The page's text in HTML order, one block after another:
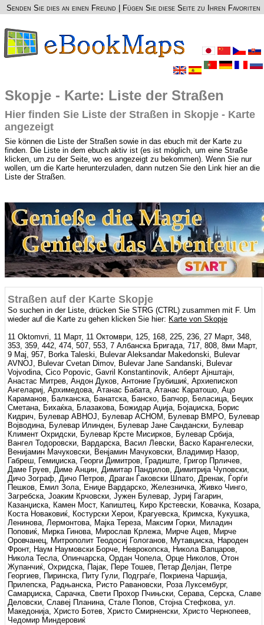
Senden Sie dies an einen Freund Fügen Sie diese Seite zu Ihren Favoriten
Skopje - Karte: Liste der Straßen
Hier finden Sie Liste der Straßen in Skopje - Karte
angezeigt
Sie können die Liste der Straßen sowie in das ebuch mit der Karte zu
finden. Die Liste in dem ebuch aktiv ist (es ist möglich, um eine Straße
klicken, um zu der Seite, wo es angezeigt zu bekommen). Wenn Sie nur
wollen, um die Karte herunterzuladen, dann nutzen Sie den Link hier an die
Liste der Straßen.
Straßen auf der Karte Skopje
So suchen in der Liste, drücken Sie STRG (CTRL) zusammen mit F. Um
wieder auf die Karte zu gehen klicken Sie hier: Karte von Skopje
11 Oktomvri, 11 Март, 11 Октомври, 125, 168, 225, 236, 27 Март, 348,
353, 359, 442, 474, 507, 553, 7 Албанска Бригада, 717, 808, 8ми Март,
9 Мај, 957, Borka Taleski, Bulevar Aleksandar Makedonski, Bulevar
AVNOJ, Bulevar Cvetan Dimov, Bulevar Jane Sandanski, Bulevar
Vojvodina, Cico Popovic, Gavril Konstantinovik, Алберт Ајнштајн,
Анастас Митрев, Андон Дуков, Антоние Грубишиќ, Архиепископ
Ангелариј, Архимедова, Атанас Бабата, Атанас Каратошо, Ацо
Караманов, Балканска, Банатска, Банско, Бапчор, Беласица, Беџих
Сметана, Бихаќка, Блазакова, Божидар Аџија, Бојаџиска, Борис
Кидрич, Булевар АВНОЈ, Булевар АСНОМ, Булевар ВМРО, Булевар
Војводина, Булевар Илинден, Булевар Јане Сандански, Булевар
Климент Охридски, Булевар Крсте Мисирков, Булевар Србија,
Вангел Тодоровски, Вардарска, Васил Левски, Васко Карангелески,
Венијамин Мачуковски, Венјамин Мачуковски, Владимир Назор,
Габреш, Гемиџиска, Георги Димитров, Градиште, Григор Прличев,
Даме Груев, Диме Анцин, Димитар Пандилов, Димитрија Чуповски,
Дичо Зограф, Дичо Петров, Драган Ѓаковски Шпато, Дренак, Ѓорѓи
Пешков, Емил Зола, Ениџе Вардарско, Железничка, Живко Чинго,
Загребска, Јоаким Крчовски, Јужен Булевар, Јуриј Гагарин,
Казанџиска, Камен Мост, Капиштец, Киро Крстевски, Ковачка, Козара,
Коста Новаковиќ, Костурски Херои, Крагуевска, Кримска, Кукушка,
Ленинова, Лермонтова, Мајка Тереза, Максим Горки, Миладин
Поповиќ, Мирка Гинова, Мирослав Крлежа, Мирче Ацев, Мирче
Оровчанец, Митрополит Теодосиј Гологанов, Мутавџиска, Народен
Фронт, Наум Наумовски Борче, Неврокопска, Никола Вапцаров,
Никола Тесла, Опинчарска, Ордан Чопела, Орце Николов, Отон
Жупанчиќ, Охридска, Пајак, Пере Тошев, Петар Делјан, Петре
Георгиев, Пиринска, Питу Гули, Подграѓе, Покриена Чаршија,
Прилепска, Радњанска, Ристо Равановски, Роза Луксембург,
Самарџиска, Сарачка, Свети Прохор Пчињски, Серава, Серска, Славе
Деловски, Славеј Планина, Стале Попов, Стојна Стефкова, ул.
Македонија, Христо Ботев, Христо Смирненски, Христо Чернопеев,
Чедомир Миндеровиќ